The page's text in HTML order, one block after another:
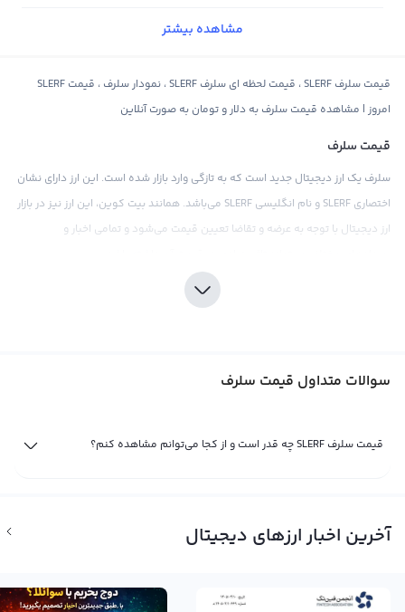
مشاهده بیشتر
قیمت سلرف SLERF ، قیمت لحظه ای سلرف SLERF ، نمودار سلرف ، قیمت SLERF
امروز | مشاهده قیمت سلرف به دلار و تومان به صورت آنلاین
قیمت سلرف
سلرف یک ارز دیجیتال جدید است که به تازگی وارد بازار شده است. این ارز دارای نشان
اختصاری SLERF و نام انگلیسی SLERF می‌باشد. همانند بیت کوین، این ارز نیز در بازار
ارز دیجیتال با توجه به عرضه و تقاضا تعیین قیمت می‌شود و تمامی اخبار و
قیمت سلرف را می‌توان به صورت معاملات مختلف نشان داد. برای مثال، می‌توانید
دلار دیجیتال – محاسبه می‌شود، اما می‌تواند چندین جفت ارز دیجیتال دیگر نیز در
قیمت لحظه ای سلرف
انگلیسی SLERF شناخته می‌شود و با افزایش علاقه جوامع به ارزهای دیجیتال، قابلیت
در صرافی ارز دیجیتال رابکس، قیمت لحظه ای سلرف به لحظه بر اساس فعالیت خرید
سوالات متداول قیمت سلرف
قیمت سلرف SLERF چه قدر است و از کجا می‌توانم مشاهده کنم؟
آخرین اخبار ارزهای دیجیتال